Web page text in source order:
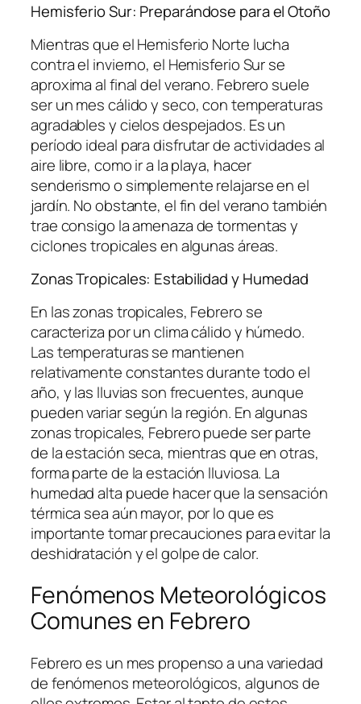
Hemisferio Sur: Preparándose para el Otoño
Mientras que el Hemisferio Norte lucha
contra el invierno, el Hemisferio Sur se
aproxima al final del verano. Febrero suele
ser un mes cálido y seco, con temperaturas
agradables y cielos despejados. Es un
período ideal para disfrutar de actividades al
aire libre, como ir a la playa, hacer
senderismo o simplemente relajarse en el
jardín. No obstante, el fin del verano también
trae consigo la amenaza de tormentas y
ciclones tropicales en algunas áreas.
Zonas Tropicales: Estabilidad y Humedad
En las zonas tropicales, Febrero se
caracteriza por un clima cálido y húmedo.
Las temperaturas se mantienen
relativamente constantes durante todo el
año, y las lluvias son frecuentes, aunque
pueden variar según la región. En algunas
zonas tropicales, Febrero puede ser parte
de la estación seca, mientras que en otras,
forma parte de la estación lluviosa. La
humedad alta puede hacer que la sensación
térmica sea aún mayor, por lo que es
importante tomar precauciones para evitar la
deshidratación y el golpe de calor.
Fenómenos Meteorológicos
Comunes en Febrero
Febrero es un mes propenso a una variedad
de fenómenos meteorológicos, algunos de